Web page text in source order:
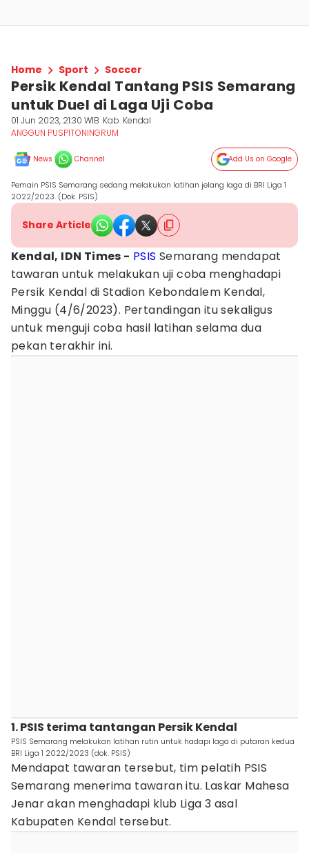
Home Sport Soccer
Persik Kendal Tantang PSIS Semarang
untuk Duel di Laga Uji Coba
01 Jun 2023, 21:30 WIB Kab. Kendal
ANGGUN PUSPITONINGRUM
News Channel Add Us on Google
Pemain PSIS Semarang sedang melakukan latihan jelang laga di BRI Liga 1
2022/2023. (Dok. PSIS)
Share Article
Kendal, IDN Times - PSIS Semarang mendapat
tawaran untuk melakukan uji coba menghadapi
Persik Kendal di Stadion Kebondalem Kendal,
Minggu (4/6/2023). Pertandingan itu sekaligus
untuk menguji coba hasil latihan selama dua
pekan terakhir ini.
1. PSIS terima tantangan Persik Kendal
PSIS Semarang melakukan latihan rutin untuk hadapi laga di putaran kedua
BRI Liga 1 2022/2023 (dok. PSIS)
Mendapat tawaran tersebut, tim pelatih PSIS
Semarang menerima tawaran itu. Laskar Mahesa
Jenar akan menghadapi klub Liga 3 asal
Kabupaten Kendal tersebut.